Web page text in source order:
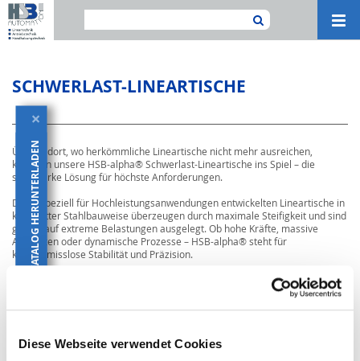
Diese Webseite verwendet Cookies
×
KATALOG HERUNTERLADEN
SCHWERLAST-LINEARTISCHE
Überall dort, wo herkömmliche Lineartische nicht mehr ausreichen,
kommen unsere HSB-alpha® Schwerlast-Lineartische ins Spiel – die
stahlstarke Lösung für höchste Anforderungen.
Diese speziell für Hochleistungsanwendungen entwickelten Lineartische in
kompletter Stahlbauweise überzeugen durch maximale Steifigkeit und sind
gezielt auf extreme Belastungen ausgelegt. Ob hohe Kräfte, massive
Aufbauten oder dynamische Prozesse – HSB-alpha® steht für
kompromisslose Stabilität und Präzision.
Kugelgewindetriebe oder Planetengewindetriebe zur Verfügung. Für die
Sie planen eine Lösung für extreme Kräfte, hohe Lasten oder